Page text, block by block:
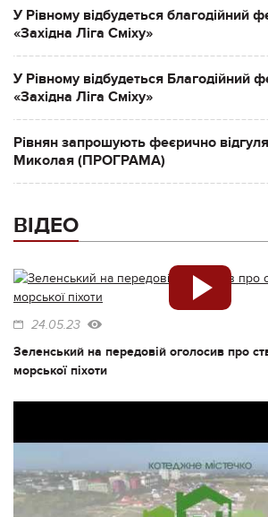
У Рівному відбудеться благодійний
«Західна Ліга Сміху»
У Рівному відбудеться Благодійний
«Західна Ліга Сміху»
Рівнян запрошують феєрично
Миколая (ПРОГРАМА)
ВІДЕО
24.05.23
Зеленський на передовій оголосив про
морської піхоти